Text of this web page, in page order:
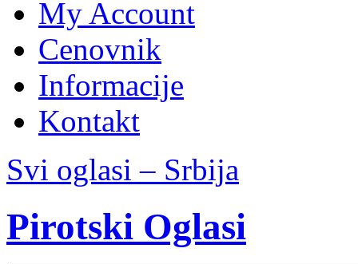
My Account
Cenovnik
Informacije
Kontakt
Svi oglasi – Srbija
Pirotski Oglasi